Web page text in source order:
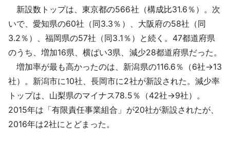
新設数トップは、東京都の566社（構成比31.6％）。次
いで、愛知県の60社（同3.3％）、大阪府の58社（同
3.2％）、福岡県の57社（同3.1％）と続く。47都道府県
のうち、増加16県、横ばい3県、減少28都道府県だった。
増加率が最も高かったのは、新潟県の116.6％（6社→13
社）。新潟市に10社、長岡市に2社が新設された。減少率
トップは、山梨県のマイナス78.5％（42社→9社）。
2015年は「有限責任事業組合」が20社が新設されたが、
2016年は2社にとどまった。